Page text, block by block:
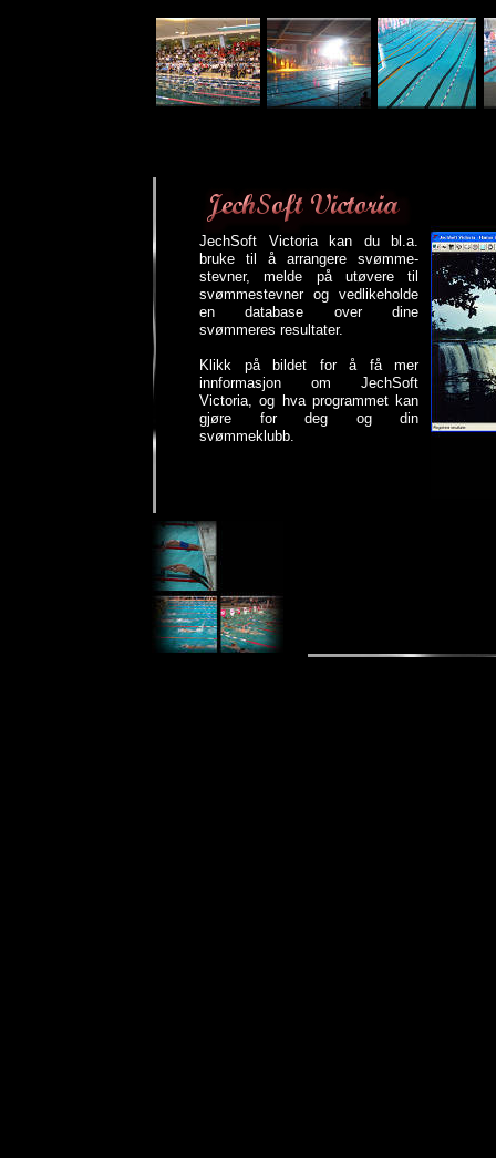
JechSoft Victoria kan du bl.a.
bruke til å arrangere svømme-
stevner, melde på utøvere til
svømmestevner og vedlikeholde
en database over dine
svømmeres resultater.
Klikk på bildet for å få mer
innformasjon om JechSoft
Victoria, og hva programmet kan
gjøre for deg og din
svømmeklubb.